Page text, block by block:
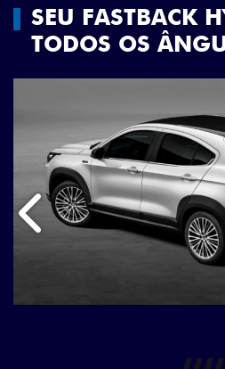
SEU FASTBACK
TODOS OS
Anterior